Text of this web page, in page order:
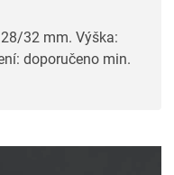
32 mm. Výška:
doporučeno min.